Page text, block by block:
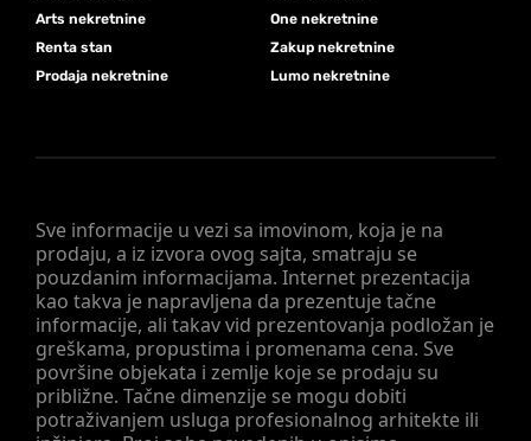
Sve informacije u vezi sa imovinom, koja je na
prodaju, a iz izvora ovog sajta, smatraju se
pouzdanim informacijama. Internet prezentacija
kao takva je napravljena da prezentuje tačne
informacije, ali takav vid prezentovanja podložan je
greškama, propustima i promenama cena. Sve
površine objekata i zemlje koje se prodaju su
približne. Tačne dimenzije se mogu dobiti
potraživanjem usluga profesionalnog arhitekte ili
Arts nekretnine
One nekretnine
Renta stan
Zakup nekretnine
Prodaja nekretnine
Lumo nekretnine